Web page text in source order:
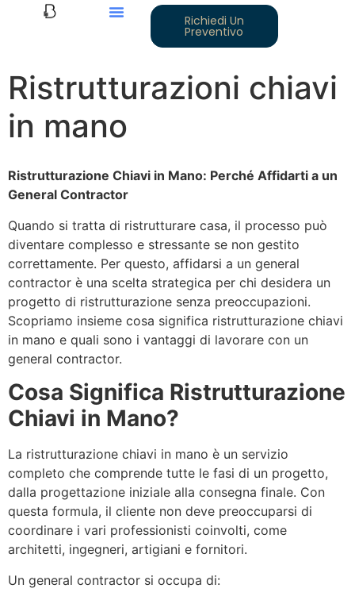
Richiedi Un
Preventivo
Ristrutturazioni chiavi
in mano
Ristrutturazione Chiavi in Mano: Perché Affidarti a un
General Contractor
Quando si tratta di ristrutturare casa, il processo può
diventare complesso e stressante se non gestito
correttamente. Per questo, affidarsi a un general
contractor è una scelta strategica per chi desidera un
progetto di ristrutturazione senza preoccupazioni.
Scopriamo insieme cosa significa ristrutturazione chiavi
in mano e quali sono i vantaggi di lavorare con un
general contractor.
Cosa Significa Ristrutturazione
Chiavi in Mano?
La ristrutturazione chiavi in mano è un servizio
completo che comprende tutte le fasi di un progetto,
dalla progettazione iniziale alla consegna finale. Con
questa formula, il cliente non deve preoccuparsi di
coordinare i vari professionisti coinvolti, come
architetti, ingegneri, artigiani e fornitori.
Un general contractor si occupa di: